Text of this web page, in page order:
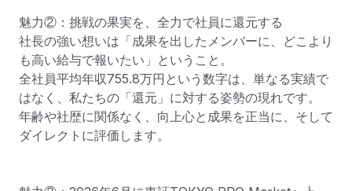
魅力②：挑戦の果実を、全力で社員に還元する
社長の強い想いは「成果を出したメンバーに、どこより
も高い給与で報いたい」ということ。
全社員平均年収755.8万円という数字は、単なる実績で
はなく、私たちの「還元」に対する姿勢の現れです。
年齢や社歴に関係なく、向上心と成果を正当に、そして
ダイレクトに評価します。